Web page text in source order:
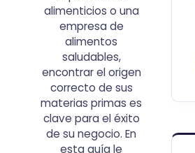
alimenticios o una
empresa de
alimentos
saludables,
encontrar el origen
correcto de sus
materias primas es
clave para el éxito
de su negocio. En
esta guía le